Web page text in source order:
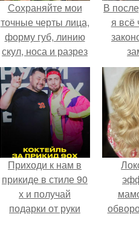
Сохраняйте мои
точные черты лица,
форму губ, линию
скул, носа и разрез
глаз.
В
я всё
Приходи к нам в
прикиде в стиле 90
х и получай
подарки от руки